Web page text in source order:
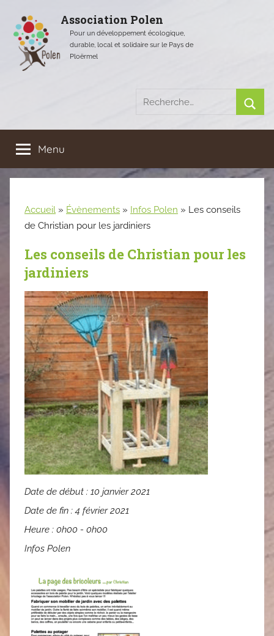
contenu
Association Polen
Pour un développement écologique,
durable, local et solidaire sur le Pays de
Ploërmel
Recherche
:
Menu
Accueil » Évènements » Infos Polen » Les conseils
de Christian pour les jardiniers
Les conseils de Christian pour les
jardiniers
Date de début : 10 janvier 2021
Date de fin :4 février 2021
Heure : 0h00 - 0h00
Infos Polen